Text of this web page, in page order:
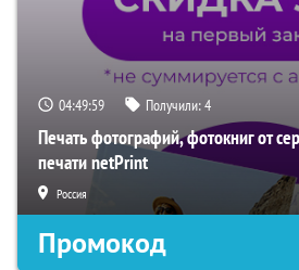
04:49:57 Получили:4
Печать фотографий, фотокниг от
печати netPrint
Россия
Промокод